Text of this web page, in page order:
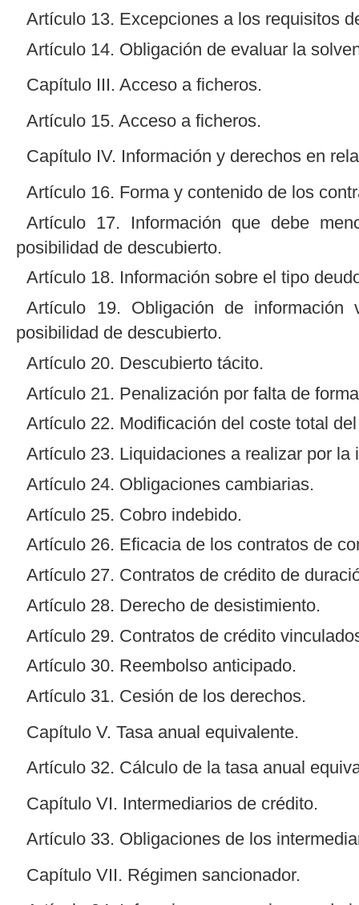
Artículo 13. Excepciones a los requisitos
Artículo 14. Obligación de evaluar la
Capítulo III. Acceso a ficheros.
Artículo 15. Acceso a ficheros.
Capítulo IV. Información y derechos en
Artículo 16. Forma y contenido de los
Artículo 17. Información que debe
posibilidad de descubierto.
Artículo 18. Información sobre el tipo
Artículo 19. Obligación de
posibilidad de descubierto.
Artículo 20. Descubierto tácito.
Artículo 21. Penalización por falta de
Artículo 22. Modificación del coste total
Artículo 23. Liquidaciones a realizar por
Artículo 24. Obligaciones cambiarias.
Artículo 25. Cobro indebido.
Artículo 26. Eficacia de los contratos de
Artículo 27. Contratos de crédito de
Artículo 28. Derecho de desistimiento.
Artículo 29. Contratos de crédito
Artículo 30. Reembolso anticipado.
Artículo 31. Cesión de los derechos.
Capítulo V. Tasa anual equivalente.
Artículo 32. Cálculo de la tasa anual
Capítulo VI. Intermediarios de crédito.
Artículo 33. Obligaciones de los
Capítulo VII. Régimen sancionador.